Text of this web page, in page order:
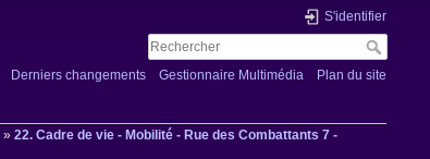
S'identifier
Derniers changements Gestionnaire Multimédia Plan du site
»22. Cadre de vie - Mobilité - Rue des Combattants 7 -